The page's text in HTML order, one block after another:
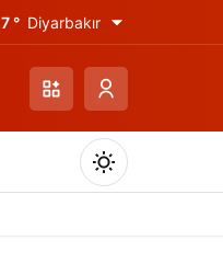
° Diyarbakır